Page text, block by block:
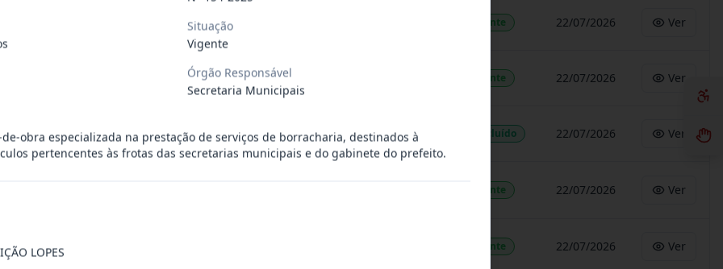
de itens de hortifruti (frutas, l... Vigente 22/07/2026 Ver
de itens de hortifruti (frutas, l... Vigente 22/07/2026 Ver
JURÍDICA, REPRESENTANTE EXCLUSIVO DA B ... Concluído 22/07/2026 Ver
Vigente 22/07/2026 Ver
de itens de hortifruti (frutas, l Vigente 22/07/2026 Ver
Situação
Vigente
Órgão Responsável
Secretaria Municipais
obra especializada na prestação de serviços de borracharia, destinados à
pertencentes às frotas das secretarias municipais e do gabinete do prefeito.
LOPES